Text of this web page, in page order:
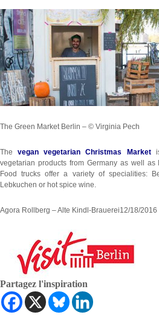
The Green Market Berlin – © Virginia Pech
Thevegan vegetarian Christmas Marketis
vegetarian products from Germany as well
Food trucks offer a variety of specialities:
Lebkuchen or hot spice wine.
Agora Rollberg – Alte Kindl-Brauerei12/18/2016
Partagez l'inspiration